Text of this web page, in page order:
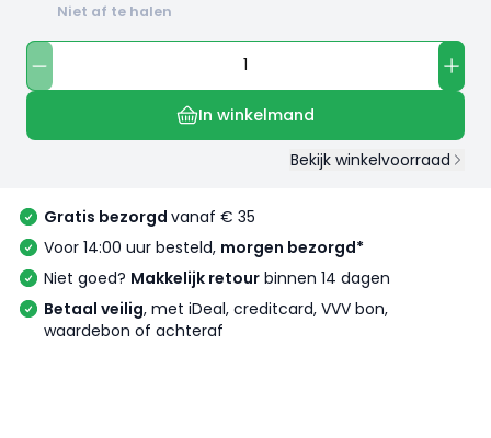
Niet af te halen
In winkelmand
Bekijk winkelvoorraad
Gratis bezorgd vanaf € 35
Voor 14:00 uur besteld, morgen bezorgd*
Niet goed? Makkelijk retour binnen 14 dagen
Betaal veilig, met iDeal, creditcard, VVV bon,
waardebon of achteraf